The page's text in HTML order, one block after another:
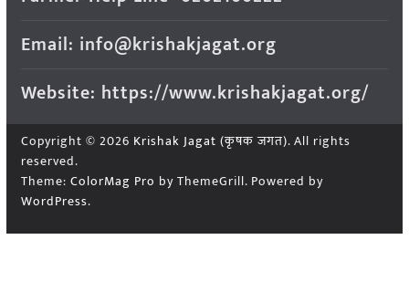
Email: info@krishakjagat.org
Website: https://www.krishakjagat.org/
Copyright © 2026 Krishak Jagat (कृषक जगत). All rights
reserved.
Theme: ColorMag Pro by ThemeGrill. Powered by
WordPress.